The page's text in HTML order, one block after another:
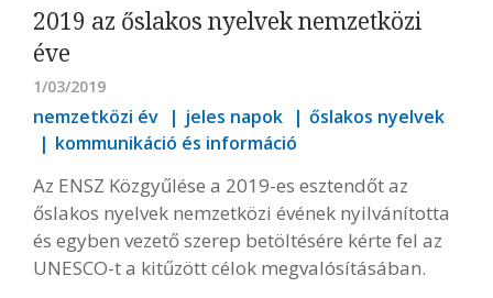
2019 az őslakos nyelvek nemzetközi
éve
1/03/2019
nemzetközi év jeles napok
őslakos nyelvek
kommunikáció és információ
Az ENSZ Közgyűlése a 2019-es esztendőt az
őslakos nyelvek nemzetközi évének nyilvánította
és egyben vezető szerep betöltésére kérte fel az
UNESCO-t a kitűzött célok megvalósításában.